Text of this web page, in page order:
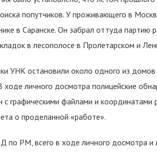
попутчиков. У проживающего в
в Саранске. Он забрал оттуда партию
в лесополосе в Пролетарском и
УНК остановили около одного из домов
ходе личного досмотра полицейские
графическими файлами и координатами
о проделанной «работе».
РМ, всего в ходе личного досмотра и